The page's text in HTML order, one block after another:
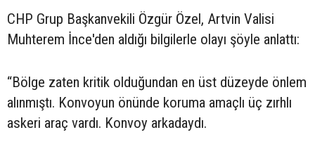
CHP Grup Başkanvekili Özgür Özel, Artvin Valisi
Muhterem İnce'den aldığı bilgilerle olayı şöyle anlattı:
“Bölge zaten kritik olduğundan en üst düzeyde önlem
alınmıştı. Konvoyun önünde koruma amaçlı üç zırhlı
askeri araç vardı. Konvoy arkadaydı.